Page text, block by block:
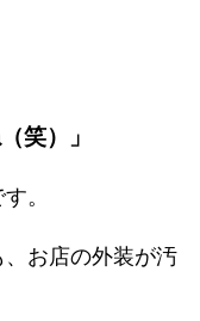
笑）」
。
お店の外装が汚